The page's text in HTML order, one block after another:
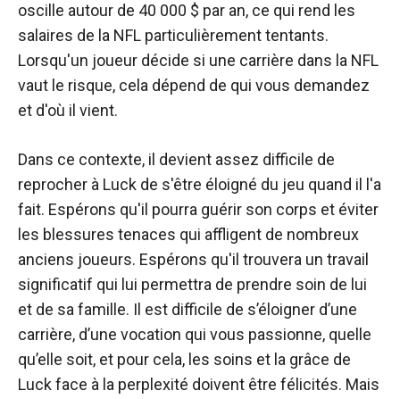
oscille autour de 40 000 $ par an, ce qui rend les
salaires de la NFL particulièrement tentants.
Lorsqu'un joueur décide si une carrière dans la NFL
vaut le risque, cela dépend de qui vous demandez
et d'où il vient.
Dans ce contexte, il devient assez difficile de
reprocher à Luck de s'être éloigné du jeu quand il l'a
fait. Espérons qu'il pourra guérir son corps et éviter
les blessures tenaces qui affligent de nombreux
anciens joueurs. Espérons qu'il trouvera un travail
significatif qui lui permettra de prendre soin de lui
et de sa famille. Il est difficile de s’éloigner d’une
carrière, d’une vocation qui vous passionne, quelle
qu’elle soit, et pour cela, les soins et la grâce de
Luck face à la perplexité doivent être félicités. Mais